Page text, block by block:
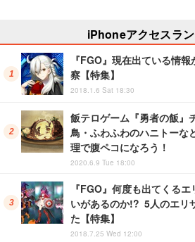
iPhoneアクセスラ
『FGO』現在出ている情
察【特集】
2018.1.6 Sat 18:30
飯テロゲーム『勇者の飯』
鳥・ふわふわのハニトーな
理で腹ペコになろう！
2020.6.9 Tue 18:00
『FGO』何度も出てくる
いがあるのか!? 5人のエリ
た【特集】
2018.7.25 Wed 12:00